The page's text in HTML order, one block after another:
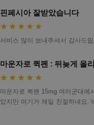
핀페시아 잘받았습니다
★★★★★
서비스 많이 보내주셔서 감사드
마운자로 퀵펜 : 뒤늦게 올
★★★★★
마운자로 퀵펜 15mg 여러군대에
았지만 여기가 제일 친절하네요.